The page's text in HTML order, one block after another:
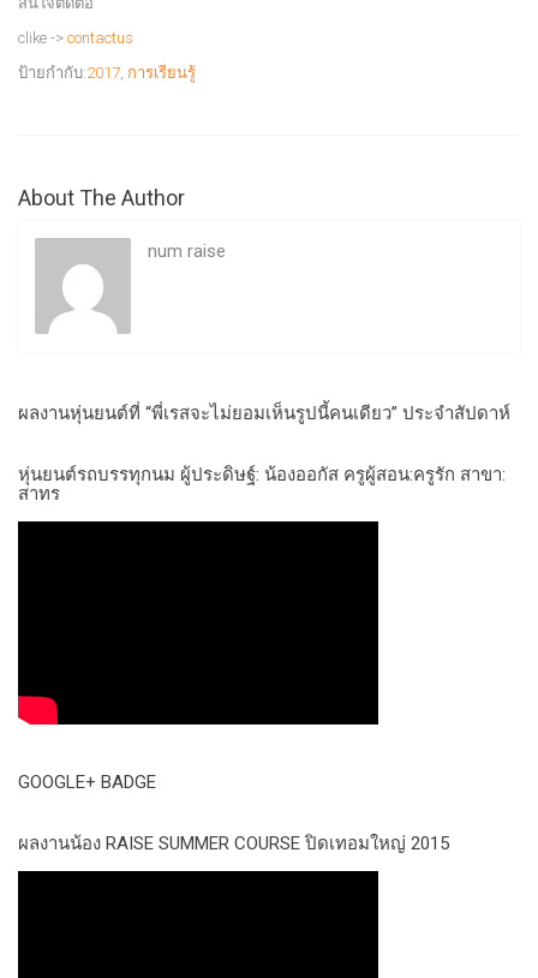
clike -> contactus
ป้ายกำกับ:2017, การเรียนรู้
About The Author
num raise
ผลงานหุ่นยนต์ที่ “พี่เรสจะไม่ยอมเห็นรูปนี้คนเดียว” ประจำสัปดาห์
หุ่นยนต์รถบรรทุกนม ผู้ประดิษฐ์: น้องออกัส ครูผู้สอน:ครูรัก สาขา:
สาทร
GOOGLE+ BADGE
ผลงานน้อง RAISE SUMMER COURSE ปิดเทอมใหญ่ 2015